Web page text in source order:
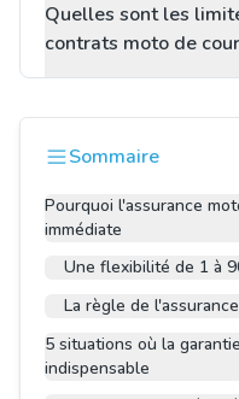
Quelles sont les
contrats moto de
Sommaire
Pourquoi l'assurance
immédiate
Une flexibilité de 1 à
La règle de
5 situations où la
indispensable